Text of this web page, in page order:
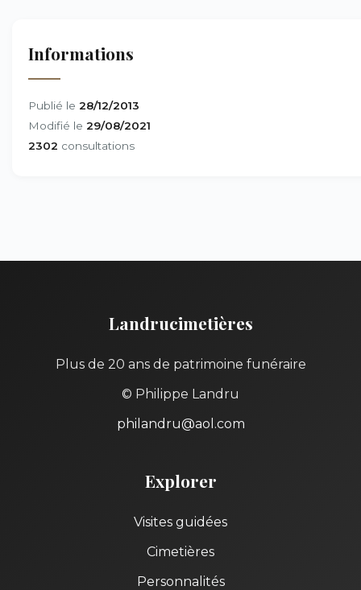
Informations
Publié le 28/12/2013
Modifié le 29/08/2021
2302 consultations
Landrucimetières
Plus de 20 ans de patrimoine funéraire
© Philippe Landru
philandru@aol.com
Explorer
Visites guidées
Cimetières
Personnalités